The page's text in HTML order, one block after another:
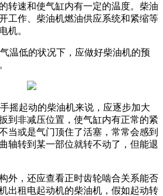
转速和使气缸内有一定的温度。柴油
工作、柴油机燃油供应系统和紧缩等
机。
温低的状况下，应做好柴油机的预
摇起动的柴油机来说，应逐步加大
到非减压位置，使气缸内有正常的紧
当或是气门顶住了活塞，常常会感到
轴转到某一部位就转不动了，但能退
外，还应查看正时齿轮啮合关系能否
出租电起动机的柴油机，假如起动转